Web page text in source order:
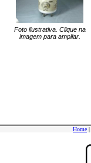
Foto ilustrativa. Clique na
imagem para ampliar.
Home |